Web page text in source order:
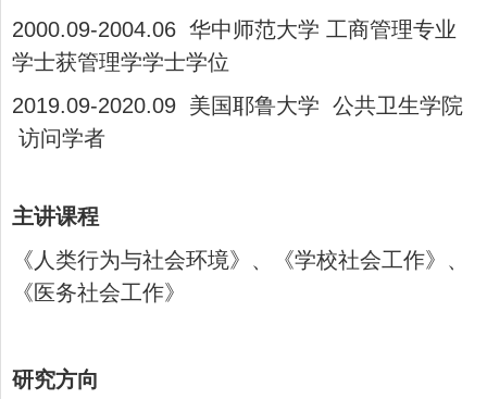
2000.09-2004.06 华中师范大学 工商管理专业
学士获管理学学士学位
2019.09-2020.09 美国耶鲁大学 公共卫生学院
访问学者
主讲课程
《人类行为与社会环境》、《学校社会工作》、
《医务社会工作》
研究方向